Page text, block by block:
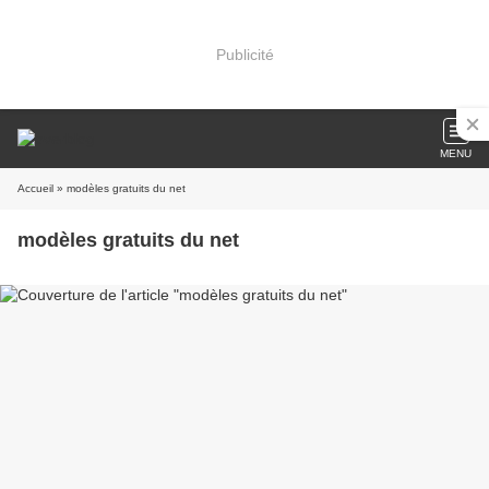
Publicité
MENU
Accueil » modèles gratuits du net
modèles gratuits du net